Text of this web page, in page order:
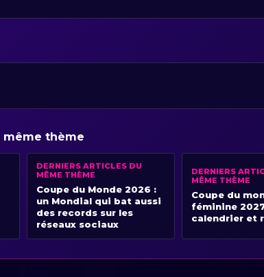
même thème
DERNIERS ARTICLES DU
MÊME THÈME
Coupe du Monde 2026 :
un Mondial qui bat aussi
des records sur les
réseaux sociaux
DERNIERS
MÊME THÈME
Coupe du
féminine
calendrier et